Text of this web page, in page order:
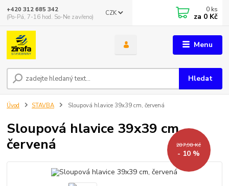
Menu
CZK
Hledat
+420 312 685 342
(Po-Pá, 7-16 hod. So-Ne zavřeno)
0 ks
za 0 Kč
Úvod STAVBA Sloupová hlavice 39x39 cm, červená
Sloupová hlavice 39x39 cm,
červená
287,98 Kč
- 10 %